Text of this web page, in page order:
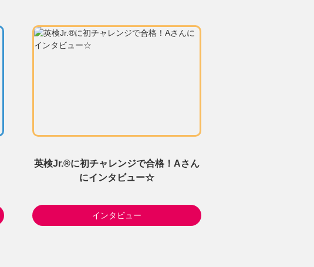
英検Jr.®に初チャレンジで合格！Aさん
にインタビュー☆
インタビュー